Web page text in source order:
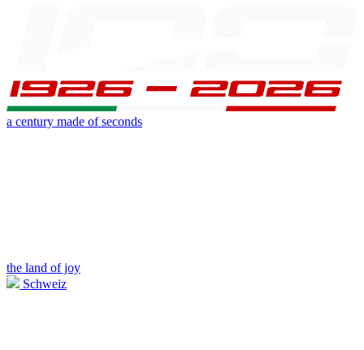
a century made of seconds
the land of joy
Schweiz